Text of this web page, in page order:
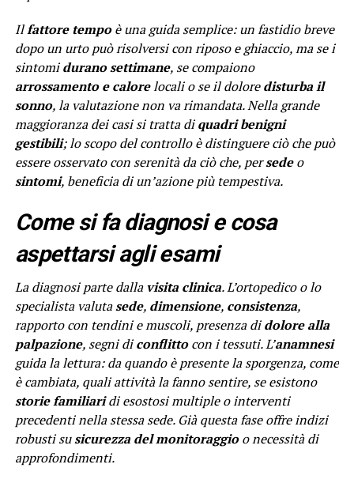
Ilfattore tempoè una guida semplice: un fastidio breve
dopo un urto può risolversi con riposo e ghiaccio, ma se i
sintomidurano settimane, se compaiono
arrossamento e calorelocali o se il doloredisturba il
sonno, la valutazione non va rimandata. Nella grande
maggioranza dei casi si tratta diquadri benigni
gestibili; lo scopo del controllo è distinguere ciò che può
essere osservato con serenità da ciò che, persedeo
sintomi, beneficia di un’azione più tempestiva.
Come si fa diagnosi e cosa
aspettarsi agli esami
La diagnosi parte dallavisita clinica. L’ortopedico o lo
specialista valutasede, dimensione, consistenza,
rapporto con tendini e muscoli, presenza didolore alla
palpazione, segni diconflittocon i tessuti. L’anamnesi
guida la lettura: da quando è presente la sporgenza, come
è cambiata, quali attività la fanno sentire, se esistono
storie familiaridi esostosi multiple o interventi
precedenti nella stessa sede. Già questa fase offre indizi
robusti susicurezza del monitoraggioo necessità di
approfondimenti.